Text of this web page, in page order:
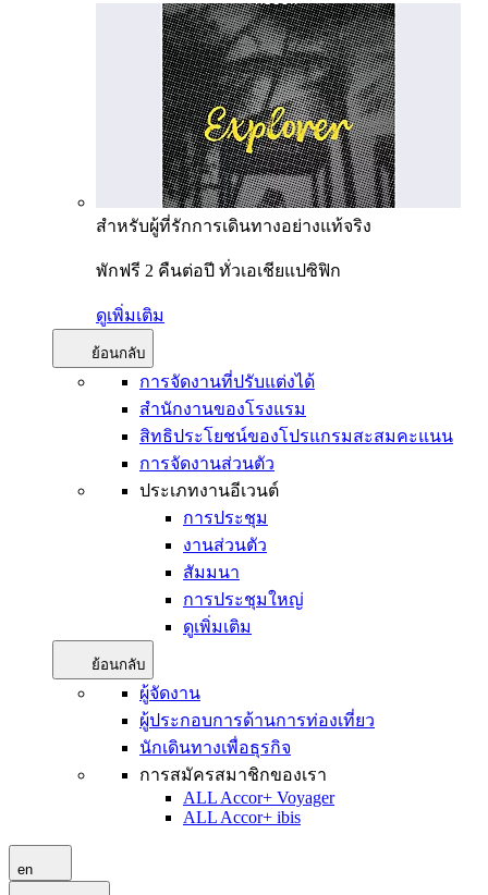
สำหรับผู้ที่รักการเดินทางอย่างแท้จริง
พักฟรี 2 คืนต่อปี ทั่วเอเชียแปซิฟิก
ดูเพิ่มเติม
ย้อนกลับ
การจัดงานที่ปรับแต่งได้
สำนักงานของโรงแรม
สิทธิประโยชน์ของโปรแกรมสะสมคะแนน
การจัดงานส่วนตัว
ประเภทงานอีเวนต์
การประชุม
งานส่วนตัว
สัมมนา
การประชุมใหญ่
ดูเพิ่มเติม
ย้อนกลับ
ผู้จัดงาน
ผู้ประกอบการด้านการท่องเที่ยว
นักเดินทางเพื่อธุรกิจ
การสมัครสมาชิกของเรา
ALL Accor+ Voyager
ALL Accor+ ibis
en